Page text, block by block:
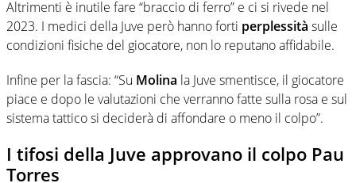
Altrimenti è inutile fare “braccio di ferro” e ci si rivede nel
2023. I medici della Juve però hanno forti perplessità sulle
condizioni fisiche del giocatore, non lo reputano affidabile.
Infine per la fascia: “Su Molina la Juve smentisce, il giocatore
piace e dopo le valutazioni che verranno fatte sulla rosa e sul
sistema tattico si deciderà di affondare o meno il colpo”.
I tifosi della Juve approvano il colpo Pau
Torres